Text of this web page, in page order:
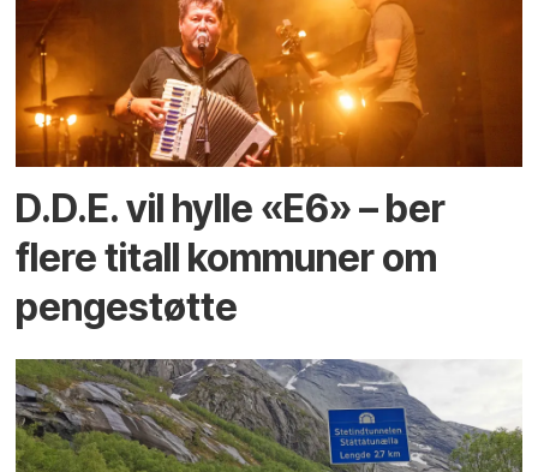
D.D.E. vil hylle «E6» – ber
flere titall kommuner om
pengestøtte